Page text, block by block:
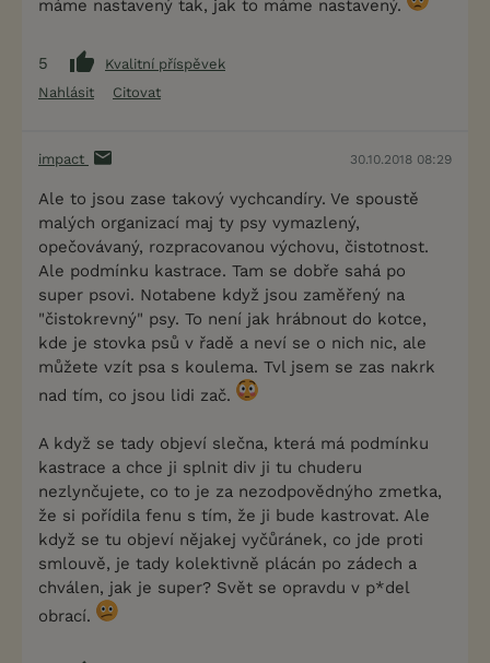
máme nastavený tak, jak to máme nastavený.
5
Kvalitní příspěvek
Nahlásit
Citovat
impact 30.10.2018 08:29
Ale to jsou zase takový vychcandíry. Ve spoustě
malých organizací maj ty psy vymazlený,
opečovávaný, rozpracovanou výchovu, čistotnost.
Ale podmínku kastrace. Tam se dobře sahá po
super psovi. Notabene když jsou zaměřený na
"čistokrevný" psy. To není jak hrábnout do kotce,
kde je stovka psů v řadě a neví se o nich nic, ale
můžete vzít psa s koulema. Tvl jsem se zas nakrk
nad tím, co jsou lidi zač.
A když se tady objeví slečna, která má podmínku
kastrace a chce ji splnit div ji tu chuderu
nezlynčujete, co to je za nezodpovědnýho zmetka,
že si pořídila fenu s tím, že ji bude kastrovat. Ale
když se tu objeví nějakej vyčůránek, co jde proti
smlouvě, je tady kolektivně plácán po zádech a
chválen, jak je super? Svět se opravdu v p*del
obrací.